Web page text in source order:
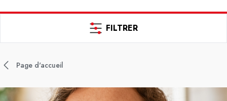
FILTRER
Page d'accueil